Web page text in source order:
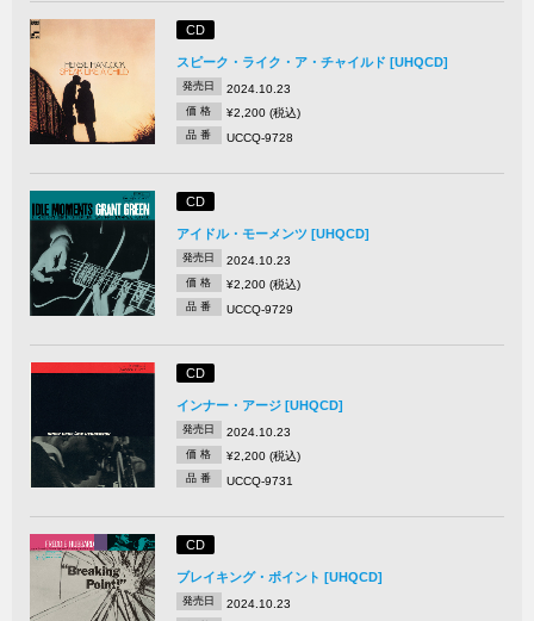
CD
スピーク・ライク・ア・チャイルド [UHQCD]
発売日 2024.10.23
価 格 ¥2,200 (税込)
品 番 UCCQ-9728
CD
アイドル・モーメンツ [UHQCD]
発売日 2024.10.23
価 格 ¥2,200 (税込)
品 番 UCCQ-9729
CD
インナー・アージ [UHQCD]
発売日 2024.10.23
価 格 ¥2,200 (税込)
品 番 UCCQ-9731
CD
ブレイキング・ポイント [UHQCD]
発売日 2024.10.23